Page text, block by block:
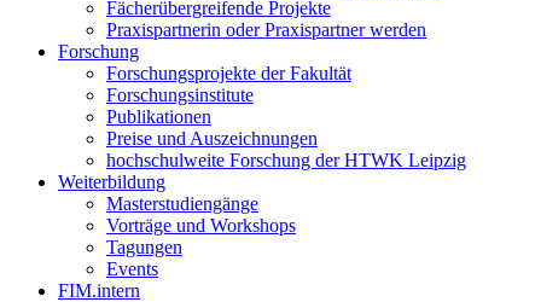
Fächerübergreifende Projekte
Praxispartnerin oder Praxispartner werden
Forschung
Forschungsprojekte der Fakultät
Forschungsinstitute
Publikationen
Preise und Auszeichnungen
hochschulweite Forschung der HTWK Leipzig
Weiterbildung
Masterstudiengänge
Vorträge und Workshops
Tagungen
Events
FIM.intern